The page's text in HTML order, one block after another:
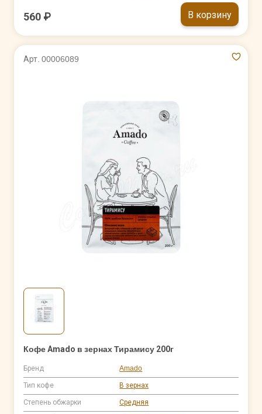
560 ₽ В корзину
Арт. 00006089
Кофе Amado в зернах Тирамису 200г
Бренд Amado
Тип кофе В зернах
Степень обжарки Средняя